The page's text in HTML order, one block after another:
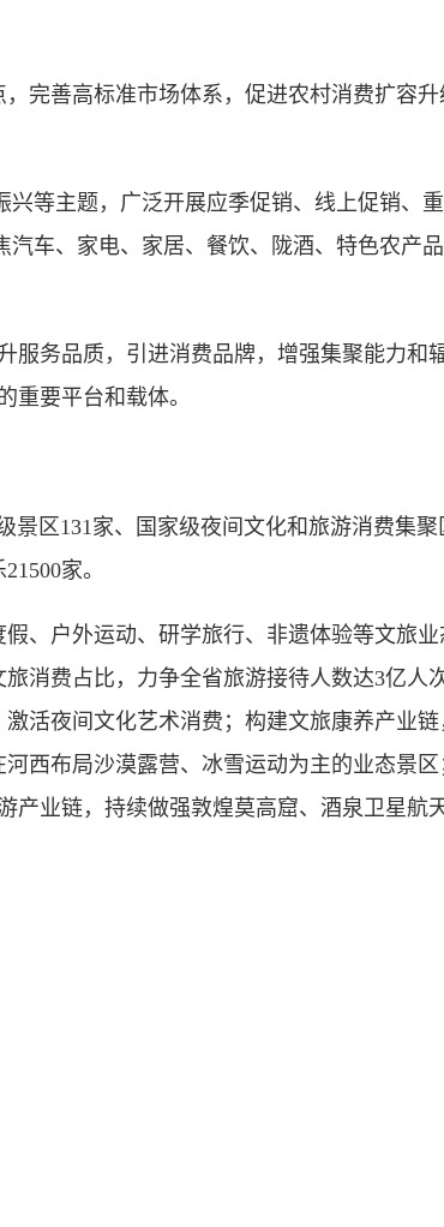
善高标准市场体系，促进农村消费扩容升
等主题，广泛开展应季促销、线上促销、
车、家电、家居、餐饮、陇酒、特色农产
务品质，引进消费品牌，增强集聚能力和
重要平台和载体。
区131家、国家级夜间文化和旅游消费集聚
家。
户外运动、研学旅行、非遗体验等文旅
费占比，力争全省旅游接待人数达3亿人
活夜间文化艺术消费；构建文旅康养产业
西布局沙漠露营、冰雪运动为主的业态景
业链，持续做强敦煌莫高窟、酒泉卫星航